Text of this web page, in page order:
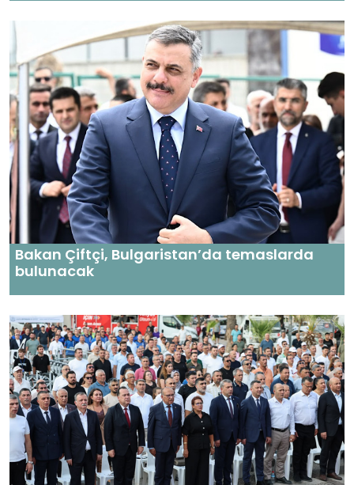
Bakan Çiftçi, Bulgaristan’da temaslarda
bulunacak